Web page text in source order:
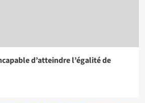
d’atteindre l’égalité de